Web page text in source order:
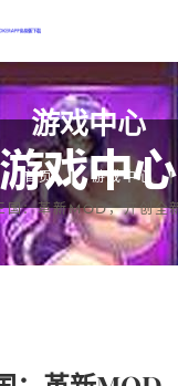
游戏中心
首页
游戏中心
国：革新MOD，开创全